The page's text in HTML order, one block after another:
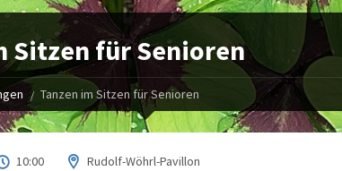
Sitzen für Senioren
Tanzen im Sitzen für Senioren
10:00 Rudolf-Wöhrl-Pavillon